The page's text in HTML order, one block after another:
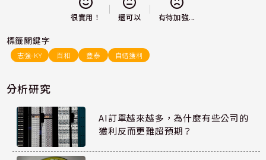
很實用！ 還可以 有待加強...
標籤關鍵字
志強-KY 百和 豐泰 自結獲利
分析研究
AI訂單越來越多，為什麼有些公司的
獲利反而更難超預期？